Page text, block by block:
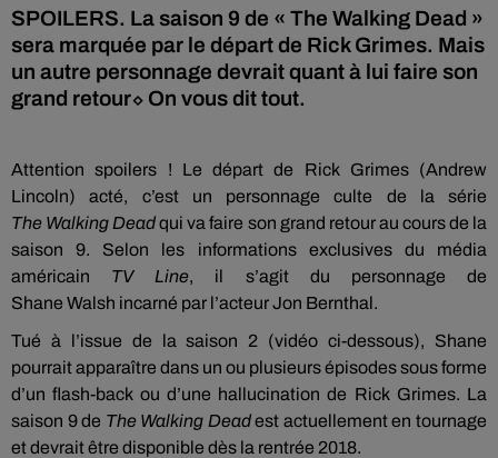
SPOILERS. La saison 9 de « The Walking Dead »
sera marquée par le départ de Rick Grimes. Mais
un autre personnage devrait quant à lui faire son
grand retour⬦ On vous dit tout.
Attention spoilers ! Le départ de Rick Grimes
(Andrew
Lincoln)
acté, c’est un personnage culte de la série
The Walking Deadqui va faire son grand retour au cours de la
saison 9.
Selon les informations exclusives du média
américain TV Line, il s’agit du personnage de
Shane Walsh incarné par l’acteur Jon Bernthal.
Tué à l’issue de la saison 2 (vidéo ci-dessous), Shane
pourrait apparaître dans un ou plusieursépisodessous forme
d’un flash-back ou d’une hallucination de Rick Grimes. La
saison 9 de The Walking Dead est actuellement en tournage
et devrait être disponible dès la rentrée 2018.